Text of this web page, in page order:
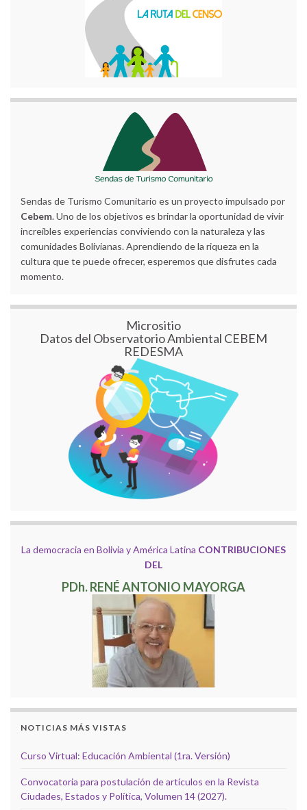
Sendas de Turismo Comunitario es un proyecto impulsado por
Cebem. Uno de los objetivos es brindar la oportunidad de vivir
increíbles experiencias conviviendo con la naturaleza y las
comunidades Bolivianas. Aprendiendo de la riqueza en la
cultura que te puede ofrecer, esperemos que disfrutes cada
momento.
Micrositio
Datos del Observatorio Ambiental CEBEM
REDESMA
La democracia en Bolivia y América Latina CONTRIBUCIONES
DEL
PDh. RENÉ ANTONIO MAYORGA
NOTICIAS MÁS VISTAS
Curso Virtual: Educación Ambiental (1ra. Versión)
Convocatoria para postulación de artículos en la Revista
Ciudades, Estados y Política, Volumen 14 (2027).